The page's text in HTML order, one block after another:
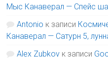
Мыс Канаверал — Спейс
Antonio к записи
Канаверал — Сатурн 5,
Alex Zubkov к записи